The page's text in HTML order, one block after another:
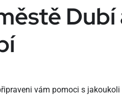
Dubí
vám pomoci s jakoukoli